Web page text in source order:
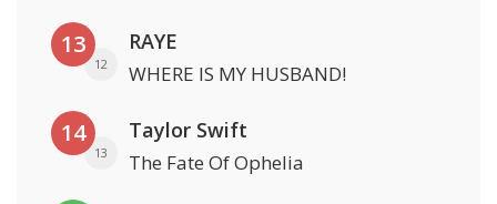
13
12
RAYE
WHERE IS MY HUSBAND!
14
13
Taylor Swift
The Fate Of Ophelia